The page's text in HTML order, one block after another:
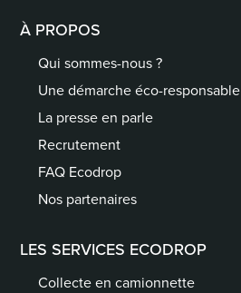
À PROPOS
Qui sommes-nous ?
Une démarche éco-responsable
La presse en parle
Recrutement
FAQ Ecodrop
Nos partenaires
LES SERVICES ECODROP
Collecte en camionnette